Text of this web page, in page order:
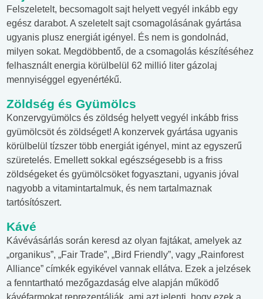
Felszeletelt, becsomagolt sajt helyett vegyél inkább egy
egész darabot. A szeletelt sajt csomagolásának gyártása
ugyanis plusz energiát igényel. És nem is gondolnád,
milyen sokat. Megdöbbentő, de a csomagolás készítéséhez
felhasznált energia körülbelül 62 millió liter gázolaj
mennyiséggel egyenértékű.
Zöldség és Gyümölcs
Konzervgyümölcs és zöldség helyett vegyél inkább friss
gyümölcsöt és zöldséget! A konzervek gyártása ugyanis
körülbelül tízszer több energiát igényel, mint az egyszerű
szüretelés. Emellett sokkal egészségesebb is a friss
zöldségeket és gyümölcsöket fogyasztani, ugyanis jóval
nagyobb a vitamintartalmuk, és nem tartalmaznak
tartósítószert.
Kávé
Kávévásárlás során keresd az olyan fajtákat, amelyek az
„organikus”, „Fair Trade”, „Bird Friendly”, vagy „Rainforest
Alliance” címkék egyikével vannak ellátva. Ezek a jelzések
a fenntartható mezőgazdaság elve alapján működő